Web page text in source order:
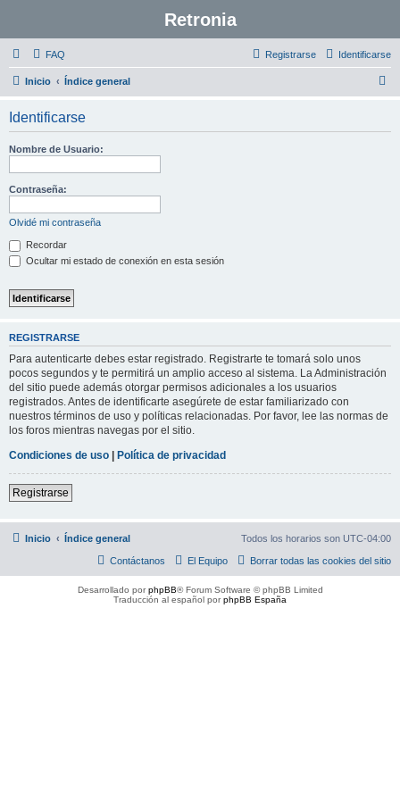
Retronia
FAQ Identificarse
Registrarse
Inicio Índice general
Identificarse
Nombre de Usuario:
Contraseña:
Olvidé mi contraseña
Recordar
Ocultar mi estado de conexión en esta sesión
REGISTRARSE
Para autenticarte debes estar registrado. Registrarte te tomará solo unos
pocos segundos y te permitirá un amplio acceso al sistema. La Administración
del sitio puede además otorgar permisos adicionales a los usuarios
registrados. Antes de identificarte asegúrete de estar familiarizado con
nuestros términos de uso y políticas relacionadas. Por favor, lee las normas de
los foros mientras navegas por el sitio.
Condiciones de uso | Política de privacidad
Registrarse
Inicio Índice general Todos los horarios son UTC-04:00
Borrar todas las cookies del sitio
El Equipo
Contáctanos
Desarrollado porphpBB® Forum Software © phpBB Limited
Traducción al español porphpBB España